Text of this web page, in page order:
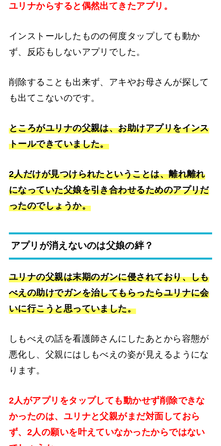
ユリナからすると偶然出てきたアプリ。
インストールしたものの何度タップしても動か
ず、反応もしないアプリでした。
削除することも出来ず、アキやお母さんが探して
も出てこないのです。
ところがユリナの父親は、お助けアプリをインス
トールできていました。
2人だけが見つけられたということは、離れ離れ
になっていた父娘を引き合わせるためのアプリだ
ったのでしょうか。
アプリが消えないのは父娘の絆？
ユリナの父親は末期のガンに侵されており、しも
べえの助けでガンを治してもらったらユリナに会
いに行こうと思っていました。
しもべえの話を看護師さんにしたあとから容態が
悪化し、父親にはしもべえの姿が見えるようにな
ります。
2人がアプリをタップしても動かせず削除できな
かったのは、ユリナと父親がまだ対面しておら
ず、2人の願いを叶えていなかったからではない